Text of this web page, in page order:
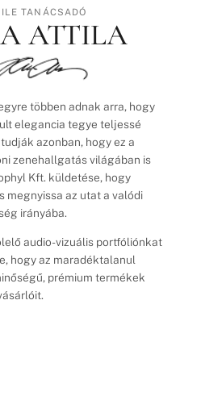
TANÁCSADÓ
ATTILA
többen adnak arra, hogy
elegancia tegye teljessé
azonban, hogy ez a
zenehallgatás világában is
Kft. küldetése, hogy
megnyissa az utat a valódi
irányába.
audio-vizuális portfóliónkat
hogy az maradéktalanul
prémium termékek